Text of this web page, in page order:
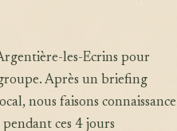
les-Ecrins pour
Après un briefing
nous faisons connaissance
ces 4 jours